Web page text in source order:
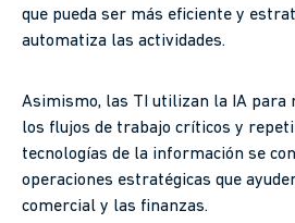
que pueda ser más eficiente y
automatiza las actividades.
Asimismo, las TI utilizan la IA
los flujos de trabajo críticos y
tecnologías de la información se
operaciones estratégicas que
comercial y las finanzas.